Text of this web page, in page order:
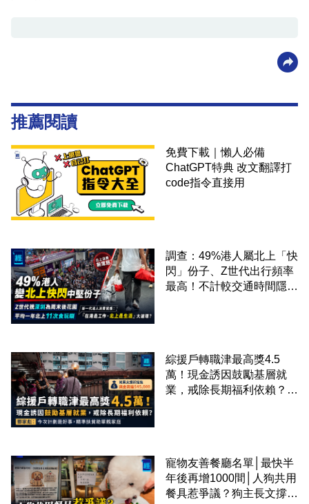
推薦閱讀
免費下載｜懶人必備
ChatGPT特典 改文翻譯打
code指令直接用
調查：49%港人屬北上「快
閃」份子、Z世代出行頻率
最高！不計較交通時間隱形
綜援戶轉職津最高獎4.5
萬！現金誘因鼓勵基層就
業，戒除長期福利依賴？鄧
寵物友善餐廳名單│最快半
年後再增1000間│人狗共用
餐具惹爭議？狗主長文撐